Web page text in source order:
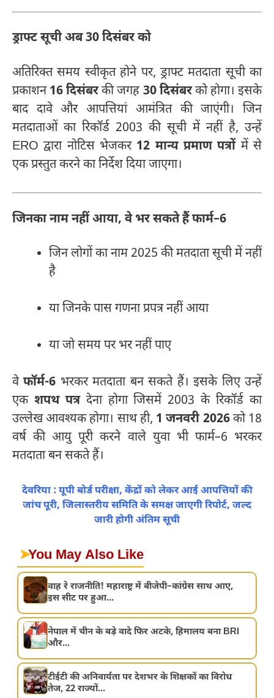
ड्राफ्ट सूची अब 30 दिसंबर को
अतिरिक्त समय स्वीकृत होने पर, ड्राफ्ट मतदाता सूची का
प्रकाशन16 दिसंबरकी जगह 30 दिसंबरको होगा। इसके
बाद दावे और आपत्तियां आमंत्रित की जाएंगी। जिन
मतदाताओं का रिकॉर्ड 2003 की सूची में नहीं है, उन्हें
ERO द्वारा नोटिस भेजकर 12 मान्य प्रमाण पत्रोंमें से
एक प्रस्तुत करने का निर्देश दिया जाएगा।
जिनका नाम नहीं आया, वे भर सकते हैं फार्म–6
जिन लोगों का नाम 2025 की मतदाता सूची में नहीं
है
या जिनके पास गणना प्रपत्र नहीं आया
या जो समय पर भर नहीं पाए
वेफॉर्म-6 भरकर मतदाता बन सकते हैं। इसके लिए उन्हें
एक शपथ पत्रदेना होगा जिसमें 2003 के रिकॉर्ड का
उल्लेख आवश्यक होगा। साथ ही, 1 जनवरी 2026को 18
वर्ष की आयु पूरी करने वाले युवा भी फार्म–6 भरकर
मतदाता बन सकते हैं।
देवरिया : यूपी बोर्ड परीक्षा, केंद्रों को लेकर आई आपत्तियों की
जांच पूरी, जिलास्तरीय समिति के समक्ष जाएगी रिपोर्ट, जल्द
जारी होगी अंतिम सूची
➤You May Also Like
वाह रे राजनीति! महाराष्ट्र में बीजेपी–कांग्रेस साथ आए,
इस सीट पर हुआ...
नेपाल में चीन के बड़े वादे फिर अटके, हिमालय बना BRI
और...
टीईटी की अनिवार्यता पर देशभर के शिक्षकों का विरोध
तेज, 22 राज्यों...